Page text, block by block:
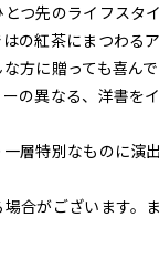
つ先のライフスタ
の紅茶にまつわる
方に贈っても喜ん
の異なる、洋書を
層特別なものに演
合がございます。